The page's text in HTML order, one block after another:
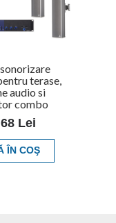
terase,
audio si
combo
Lei
ÎN COŞ